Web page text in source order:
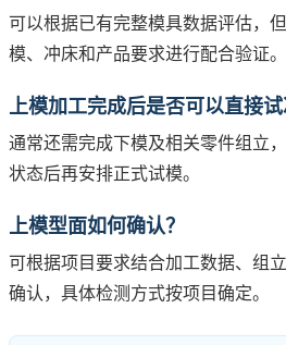
可以根据已有完整模具数据评估，
模、冲床和产品要求进行配合验证。
上模加工完成后是否可以直接试
通常还需完成下模及相关零件组立
状态后再安排正式试模。
上模型面如何确认？
可根据项目要求结合加工数据、组
确认，具体检测方式按项目确定。